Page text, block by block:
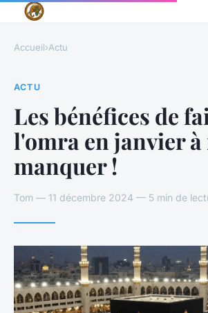
Accueil›Actu
ACTU
Les bénéfices de
l'omra en janvier à
manquer !
Tom — 11 décembre 2024 — 5 min de